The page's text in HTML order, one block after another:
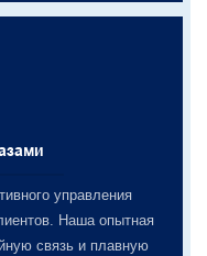
управления
Наша опытная
связь и плавную